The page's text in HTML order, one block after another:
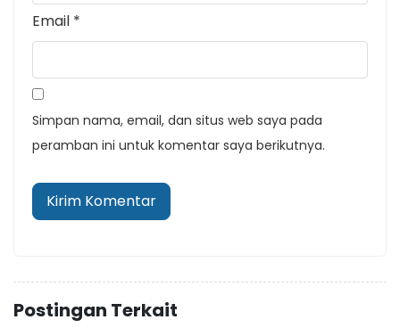
Email *
Simpan nama, email, dan situs web saya pada
peramban ini untuk komentar saya berikutnya.
Postingan Terkait